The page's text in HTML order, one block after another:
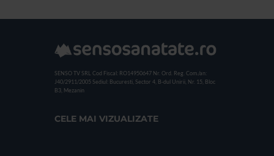
SENSO TV SRL Cod Fiscal: RO14950647 Nr. Ord. Reg. Com./an:
J40/2911/2005 Sediul: Bucuresti, Sector 4, B-dul Unirii, Nr. 15, Bloc
B3, Mezanin
CELE MAI VIZUALIZATE